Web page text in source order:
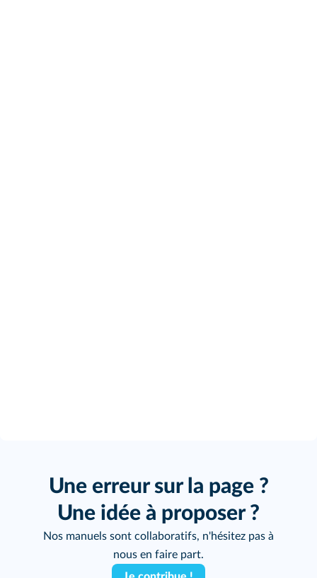
Une erreur sur la page ?
Une idée à proposer ?
Nos manuels sont collaboratifs, n'hésitez pas à
nous en faire part.